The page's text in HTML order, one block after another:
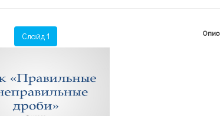
Слайд 1